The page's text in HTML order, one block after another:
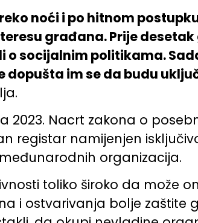
noći i po hitnom
građana. Prije
o socijalnim politikama.
im se da budu
2023. Nacrt zakona o
registar namijenjen
organizacija.
toliko široko da može
i ostvarivanja bolje zaštite